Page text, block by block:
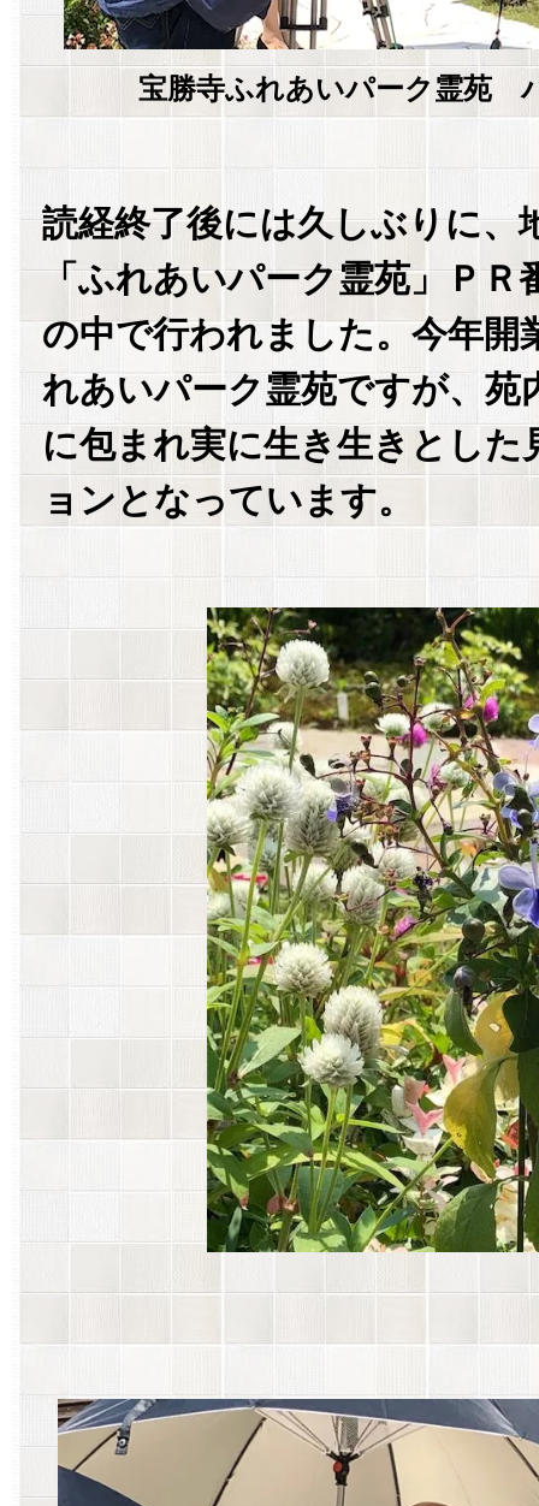
宝勝寺ふれあいパーク霊苑
読経終了後には久しぶりに、
「ふれあいパーク霊苑」ＰＲ
の中で行われました。今年開
れあいパーク霊苑ですが、苑
に包まれ実に生き生きとした
ョンとなっています。